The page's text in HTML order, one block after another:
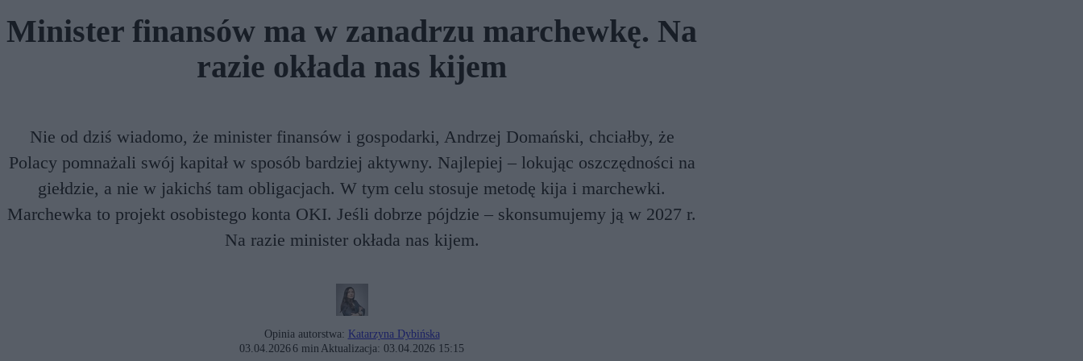
Minister finansów ma w zanadrzu marchewkę. Na
razie okłada nas kijem
Nie od dziś wiadomo, że minister finansów i gospodarki, Andrzej Domański, chciałby, że
Polacy pomnażali swój kapitał w sposób bardziej aktywny. Najlepiej – lokując oszczędności na
giełdzie, a nie w jakichś tam obligacjach. W tym celu stosuje metodę kija i marchewki.
Marchewka to projekt osobistego konta OKI. Jeśli dobrze pójdzie – skonsumujemy ją w 2027 r.
Na razie minister okłada nas kijem.
Opinia autorstwa: Katarzyna Dybińska
03.04.20266 min Aktualizacja: 03.04.2026 15:15